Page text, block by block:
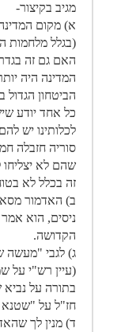
מגיב בקיצור-
(בגלל מלחמות
האם גם זה
המדינה היה
הביטחון
כל אחד יודע
לכלותינו יש
סוריה חזבלה
שהם לא
זה בכלל לא
ב) האדמור
ניסים, הוא
הקדושה.
ג) לגבי
(עיין רש"י על
בתורה על נביא
חז"ל על "שטנא
ד) מנין לך